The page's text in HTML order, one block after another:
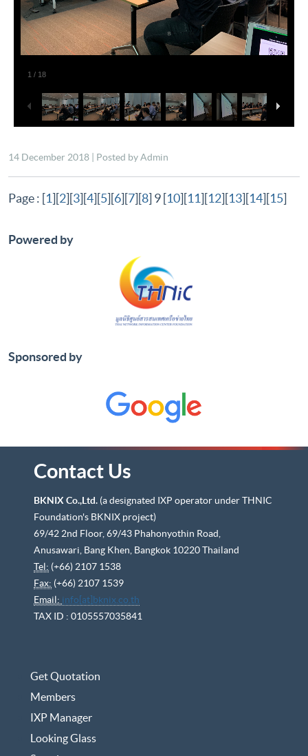
14 December 2018 | Posted by Admin
Page : [1][2][3][4][5][6][7][8] 9 [10][11][12][13][14][15]
Powered by
Sponsored by
Contact Us
BKNIX Co.,Ltd. (a designated IXP operator under THNIC
Foundation's BKNIX project)
69/42 2nd Floor, 69/43 Phahonyothin Road,
Anusawari, Bang Khen, Bangkok 10220 Thailand
Tel: (+66) 2107 1538
Fax: (+66) 2107 1539
Email: info[at]bknix.co.th
TAX ID : 0105557035841
Get Quotation
Members
IXP Manager
Looking Glass